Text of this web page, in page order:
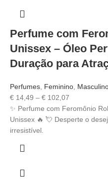
Perfume com
Unissex – Óleo
Duração para
Perfumes Feminino
€ 14,49 – € 102,07
✨ Perfume com Feromônio
Unissex 🔥 💘 Desperte o
irresistível.